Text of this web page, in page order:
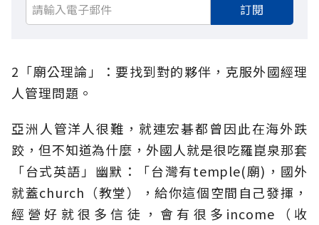
訂閱
2「廟公理論」：要找到對的夥伴，克服外國經理
人管理問題。
亞洲人管洋人很難，就連宏碁都曾因此在海外跌
跤，但不知道為什麼，外國人就是很吃羅崑泉那套
「台式英語」幽默：「台灣有temple(廟)，國外
就蓋church（教堂），給你這個空間自己發揮，
經營好就很多信徒，會有很多income（收